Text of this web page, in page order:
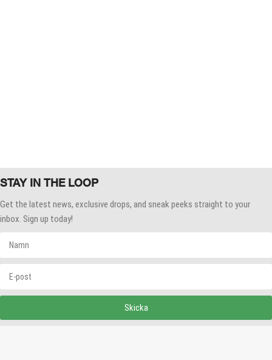
STAY IN THE LOOP
Get the latest news, exclusive drops, and sneak peeks straight to your
inbox. Sign up today!
Skicka